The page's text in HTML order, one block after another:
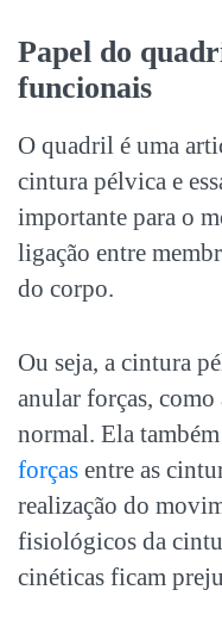
Papel do
funcionais
O quadril é uma
cintura pélvica e
importante para o
ligação entre
do corpo.
Ou seja, a cintura
anular forças,
normal. Ela
forças entre as
realização do
fisiológicos da
cinéticas ficam